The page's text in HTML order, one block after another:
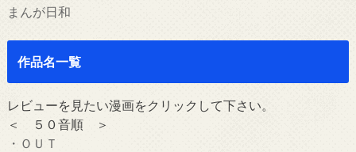
まんが日和
作品名一覧
レビューを見たい漫画をクリックして下さい。
＜ ５０音順 ＞
・ＯＵＴ